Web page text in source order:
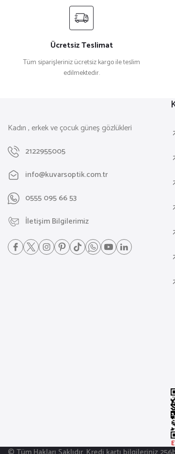
Ücretsiz Teslimat
Tüm siparişleriniz ücretsiz kargo ile teslim
edilmektedir.
Kadın , erkek ve çocuk güneş gözlükleri
2122955005
info@kuvarsoptik.com.tr
0555 095 66 53
İletişim Bilgilerimiz